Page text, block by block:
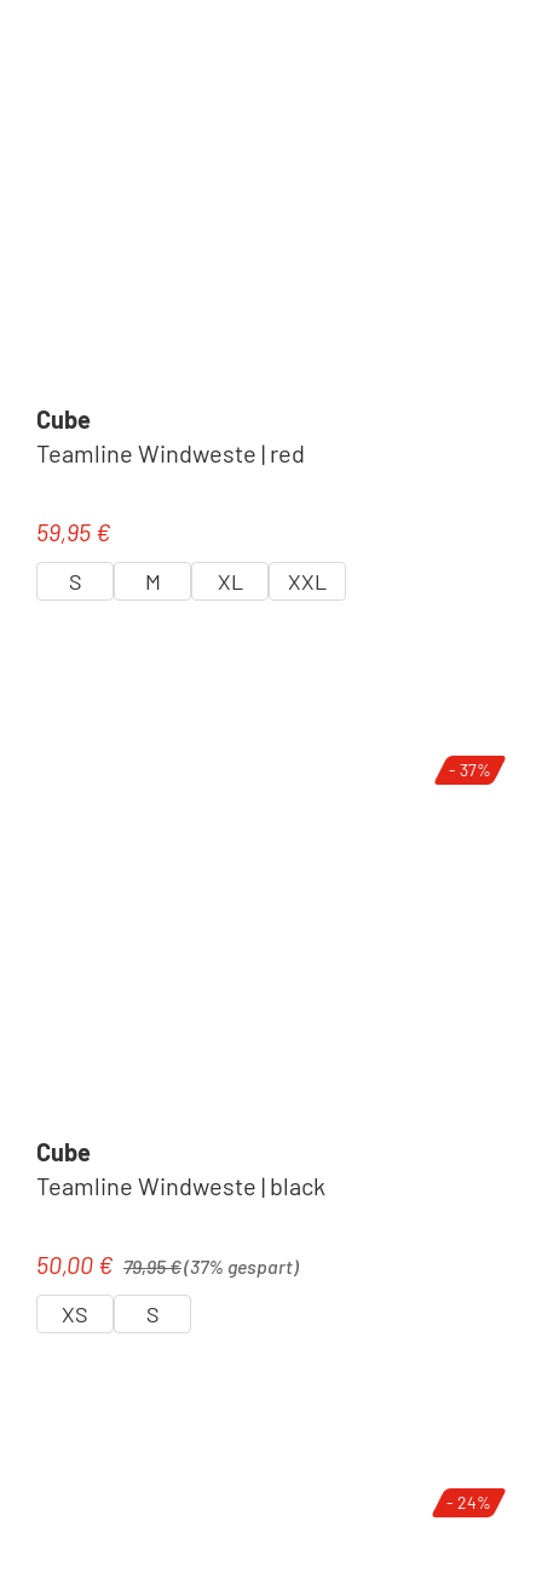
Cube
Teamline Windweste | red
Regulärer Preis:
59,95 €
S M XL XXL
- 37%
Cube
Teamline Windweste | black
Verkaufspreis:
50,00 € Regulärer Preis:
79,95 €(37% gespart)
XS S
- 24%